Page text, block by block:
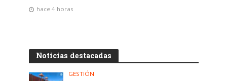
hace 4 horas
Noticias destacadas
GESTIÓN